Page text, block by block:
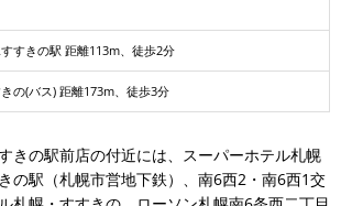
すきの駅 距離113m、徒歩2分
の(バス) 距離173m、徒歩3分
きの駅前店の付近には、スーパーホテル札幌
の駅（札幌市営地下鉄）、南6西2・南6西1交